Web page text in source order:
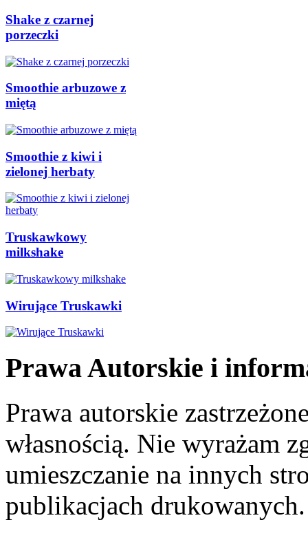
Shake z czarnej
porzeczki
Smoothie arbuzowe z
miętą
Smoothie z kiwi i
zielonej herbaty
Truskawkowy
milkshake
Wirujące Truskawki
Prawa Autorskie i
Prawa autorskie
własnością. Nie wyrażam
umieszczanie na innych
publikacjach drukowanych.